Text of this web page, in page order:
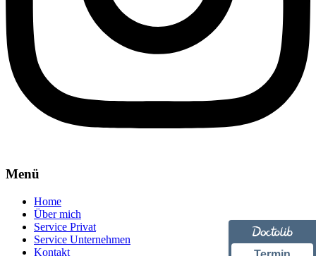
Menü
Home
Über mich
Service Privat
Service Unternehmen
Kontakt